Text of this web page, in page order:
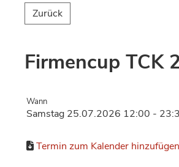
Zurück
Firmencup TCK
Wann
Samstag 25.07.2026 12:00 -
Termin zum Kalender